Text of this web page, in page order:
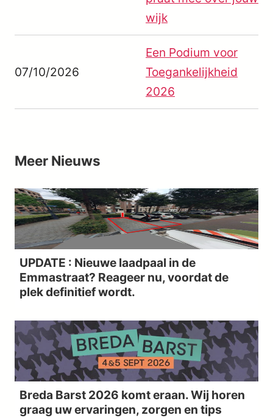
wijk
07/10/2026
Een Podium voor
Toegankelijkheid
2026
Meer Nieuws
UPDATE : Nieuwe laadpaal in de
Emmastraat? Reageer nu, voordat de
plek definitief wordt.
Breda Barst 2026 komt eraan. Wij horen
graag uw ervaringen, zorgen en tips